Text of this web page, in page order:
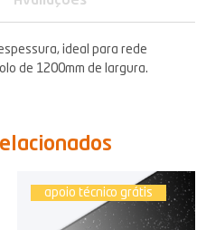
ideal para rede
de 1200mm de largura.
apoio técnico grátis